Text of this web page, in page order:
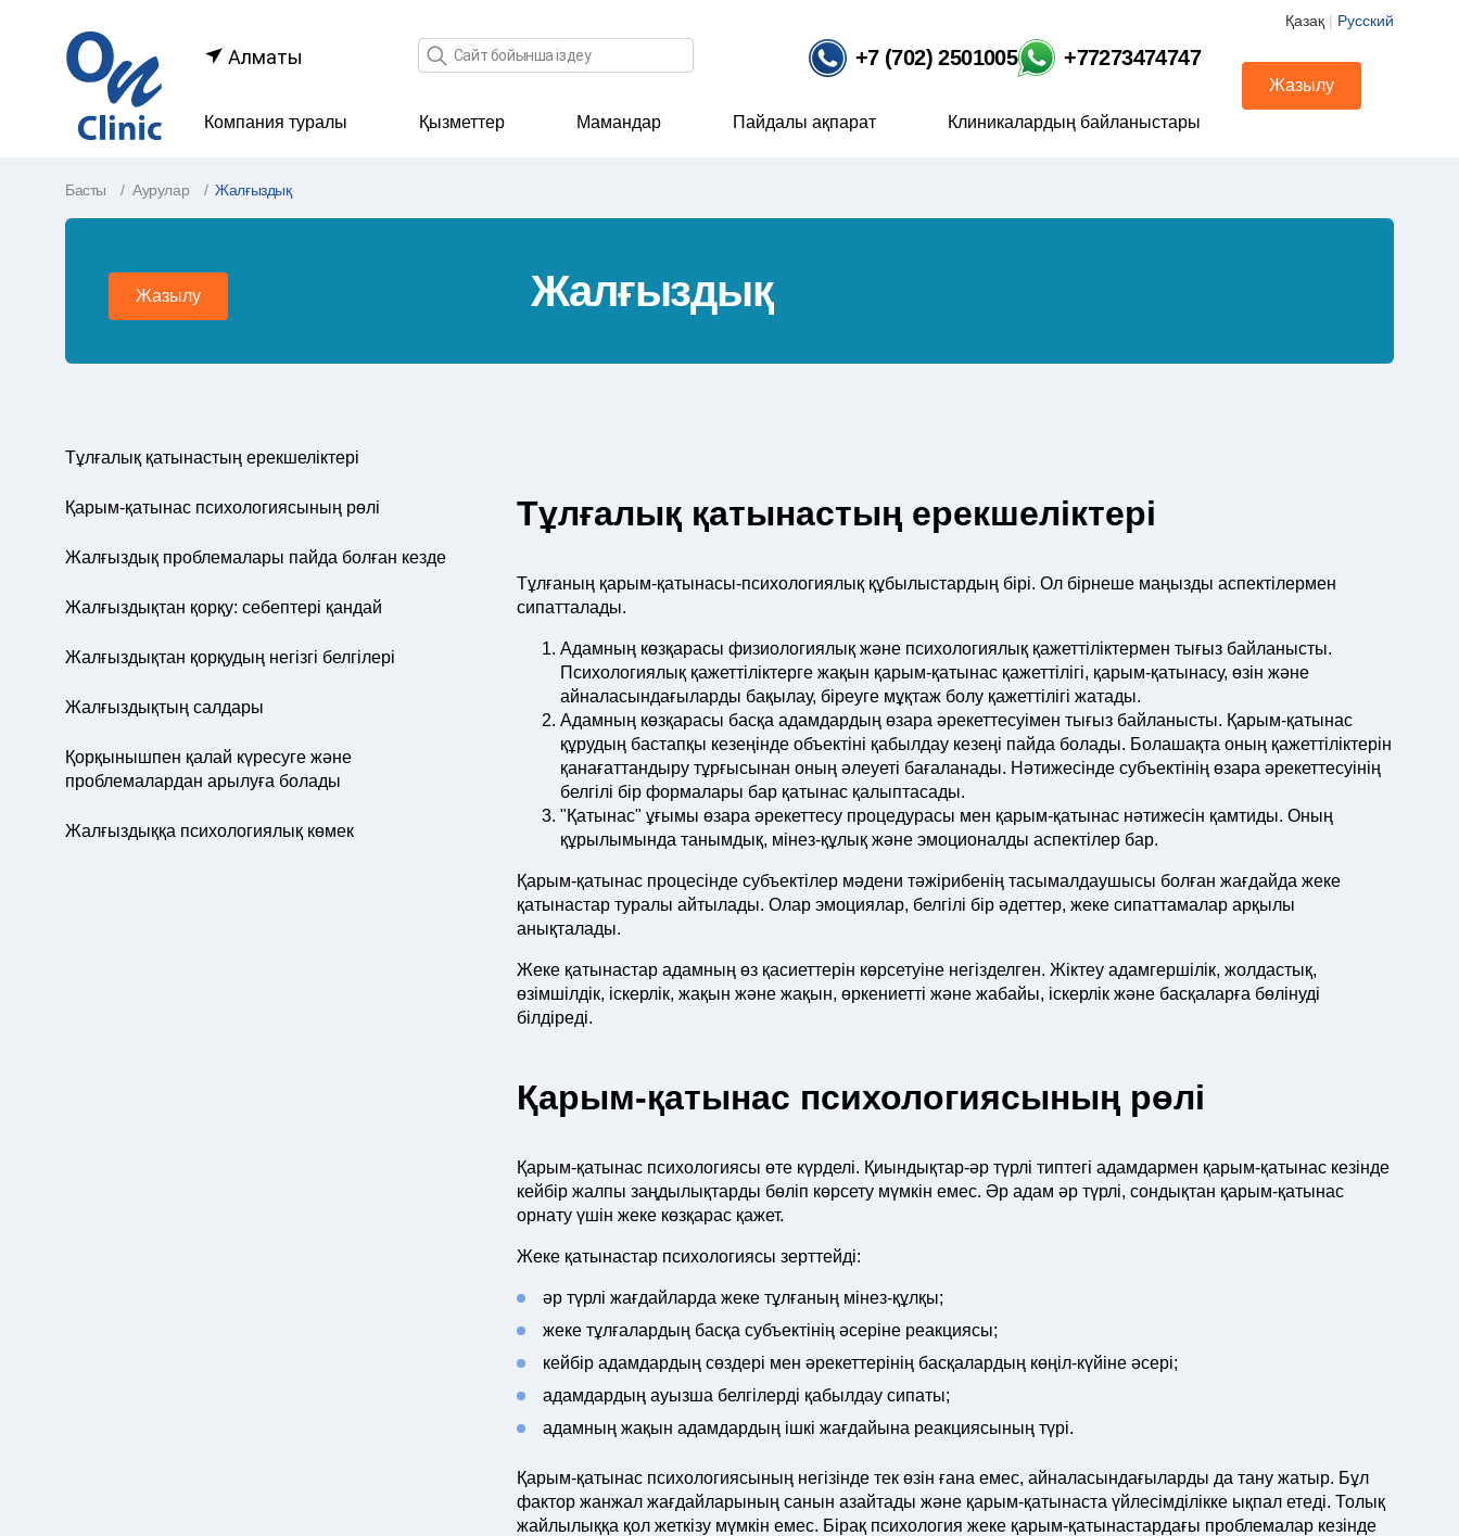
Қазақ | Русский
Алматы Іздеу өрісі +7 (702) 2501005 +77273474747
Компания туралы Қызметтер Мамандар Пайдалы ақпарат Клиникалардың байланыстары
Жазылу
Басты Аурулар Жалғыздық
Жазылу Жалғыздық
Тұлғалық қатынастың ерекшеліктері
Қарым-қатынас психологиясының рөлі
Жалғыздық проблемалары пайда болған кезде
Жалғыздықтан қорқу: себептері қандай
Жалғыздықтан қорқудың негізгі белгілері
Жалғыздықтың салдары
Қорқынышпен қалай күресуге және
проблемалардан арылуға болады
Жалғыздыққа психологиялық көмек
Тұлғалық қатынастың ерекшеліктері
Тұлғаның қарым-қатынасы-психологиялық құбылыстардың бірі. Ол бірнеше маңызды аспектілермен
сипатталады.
Адамның көзқарасы физиологиялық және психологиялық қажеттіліктермен тығыз байланысты.
Психологиялық қажеттіліктерге жақын қарым-қатынас қажеттілігі, қарым-қатынасу, өзін және
айналасындағыларды бақылау, біреуге мұқтаж болу қажеттілігі жатады.
Адамның көзқарасы басқа адамдардың өзара әрекеттесуімен тығыз байланысты. Қарым-қатынас
құрудың бастапқы кезеңінде объектіні қабылдау кезеңі пайда болады. Болашақта оның қажеттіліктерін
қанағаттандыру тұрғысынан оның әлеуеті бағаланады. Нәтижесінде субъектінің өзара әрекеттесуінің
белгілі бір формалары бар қатынас қалыптасады.
"Қатынас" ұғымы өзара әрекеттесу процедурасы мен қарым-қатынас нәтижесін қамтиды. Оның
құрылымында танымдық, мінез-құлық және эмоционалды аспектілер бар.
Қарым-қатынас процесінде субъектілер мәдени тәжірибенің тасымалдаушысы болған жағдайда жеке
қатынастар туралы айтылады. Олар эмоциялар, белгілі бір әдеттер, жеке сипаттамалар арқылы
анықталады.
Жеке қатынастар адамның өз қасиеттерін көрсетуіне негізделген. Жіктеу адамгершілік, жолдастық,
өзімшілдік, іскерлік, жақын және жақын, өркениетті және жабайы, іскерлік және басқаларға бөлінуді
білдіреді.
Қарым-қатынас психологиясының рөлі
Қарым-қатынас психологиясы өте күрделі. Қиындықтар-әр түрлі типтегі адамдармен қарым-қатынас кезінде
кейбір жалпы заңдылықтарды бөліп көрсету мүмкін емес. Әр адам әр түрлі, сондықтан қарым-қатынас
орнату үшін жеке көзқарас қажет.
Жеке қатынастар психологиясы зерттейді:
әр түрлі жағдайларда жеке тұлғаның мінез-құлқы;
жеке тұлғалардың басқа субъектінің әсеріне реакциясы;
кейбір адамдардың сөздері мен әрекеттерінің басқалардың көңіл-күйіне әсері;
адамдардың ауызша белгілерді қабылдау сипаты;
адамның жақын адамдардың ішкі жағдайына реакциясының түрі.
Қарым-қатынас психологиясының негізінде тек өзін ғана емес, айналасындағыларды да тану жатыр. Бұл
фактор жанжал жағдайларының санын азайтады және қарым-қатынаста үйлесімділікке ықпал етеді. Толық
жайлылыққа қол жеткізу мүмкін емес. Бірақ психология жеке қарым-қатынастардағы проблемалар кезінде